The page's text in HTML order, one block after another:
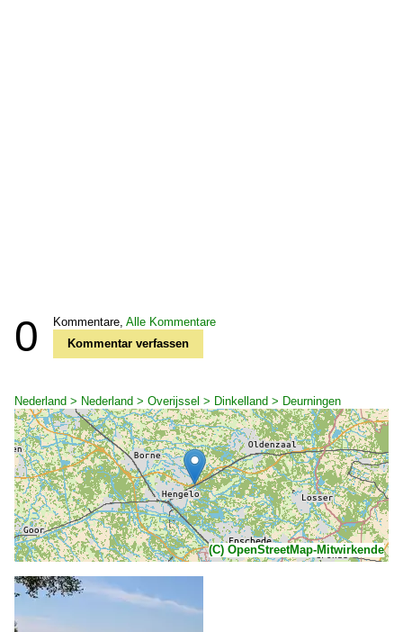
0 Kommentare, Alle Kommentare
Kommentar verfassen
Nederland > Nederland > Overijssel > Dinkelland > Deurningen
(C) OpenStreetMap-Mitwirkende